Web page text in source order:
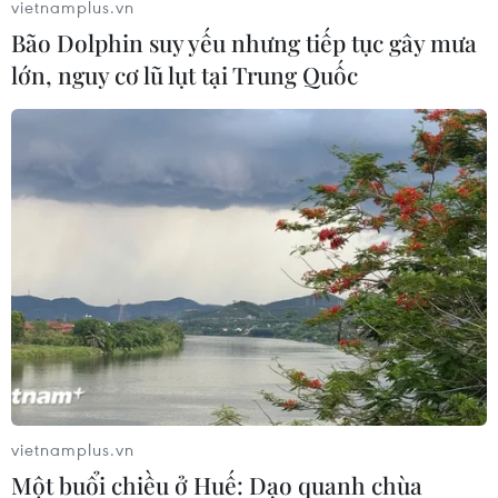
Lô hàng dầu diesel của Nga tới Colombia
chuyển hướng sang Cuba
03/09/2022 02:47
Tàu Transsib Bridge rời cảng Nakhodka ở vùng Viễn
Đông của Nga, đi vào khu vực neo đậu thuộc cảng
Cartagena, nằm bên bờ biển phía Bắc Colombia,
chuyển hướng lên phía Bắc để tới cảng Matanzas của
Cuba.
vietnamplus.vn
Bão Dolphin suy yếu nhưng tiếp tục gây mưa
lớn, nguy cơ lũ lụt tại Trung Quốc
vietnamplus.vn
Một buổi chiều ở Huế: Dạo quanh chùa